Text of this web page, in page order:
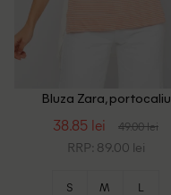
Bluza Zara, portocaliu
38.85 lei 49.00 lei
RRP: 89.00 lei
S M L